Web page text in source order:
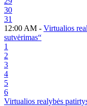
30
31
12:00 AM - Virtualios
sutvėrimas“
1
2
3
4
5
6
Virtualios realybės